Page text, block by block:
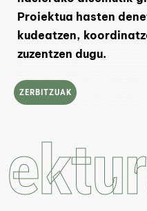
Proiektua hasten
kudeatzen,
zuzentzen dugu.
ZERBITZUAK